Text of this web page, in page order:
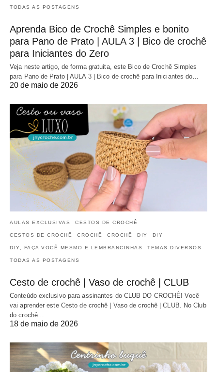
TODAS AS POSTAGENS
Aprenda Bico de Crochê Simples e bonito
para Pano de Prato | AULA 3 | Bico de crochê
para Iniciantes do Zero
Veja neste artigo, de forma gratuita, este Bico de Crochê Simples
para Pano de Prato | AULA 3 | Bico de crochê para Iniciantes do…
20 de maio de 2026
AULAS EXCLUSIVAS CESTOS DE CROCHÊ
CESTOS DE CROCHÊ CROCHÊ CROCHÊ DIY DIY
DIY, FAÇA VOCÊ MESMO E LEMBRANCINHAS TEMAS DIVERSOS
TODAS AS POSTAGENS
Cesto de crochê | Vaso de crochê | CLUB
Conteúdo exclusivo para assinantes do CLUB DO CROCHÊ! Você
vai aprender este Cesto de crochê | Vaso de crochê | CLUB. No Club
do crochê…
18 de maio de 2026